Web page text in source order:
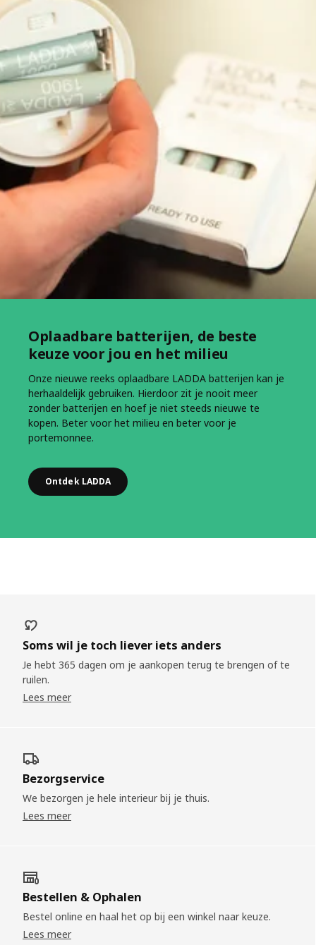
Oplaadbare batterijen, de beste
keuze voor jou en het milieu
Onze nieuwe reeks oplaadbare LADDA batterijen kan je
herhaaldelijk gebruiken. Hierdoor zit je nooit meer
zonder batterijen en hoef je niet steeds nieuwe te
kopen. Beter voor het milieu en beter voor je
portemonnee.
Ontdek LADDA
Soms wil je toch liever iets anders
Je hebt 365 dagen om je aankopen terug te brengen of te
ruilen.
Lees meer
Bezorgservice
We bezorgen je hele interieur bij je thuis.
Lees meer
Bestellen & Ophalen
Bestel online en haal het op bij een winkel naar keuze.
Lees meer